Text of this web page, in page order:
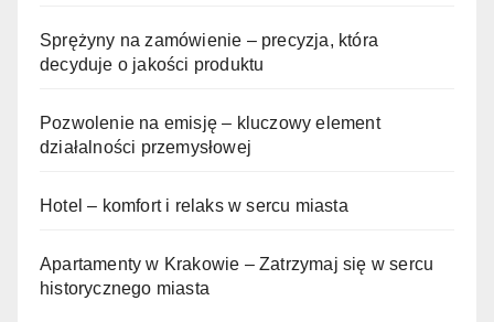
Sprężyny na zamówienie – precyzja, która
decyduje o jakości produktu
Pozwolenie na emisję – kluczowy element
działalności przemysłowej
Hotel – komfort i relaks w sercu miasta
Apartamenty w Krakowie – Zatrzymaj się w sercu
historycznego miasta